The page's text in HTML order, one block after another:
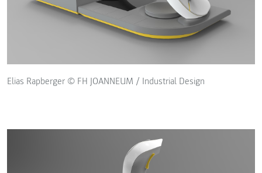
Elias Rapberger © FH JOANNEUM / Industrial Design